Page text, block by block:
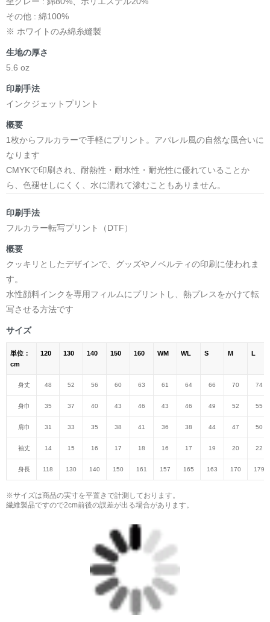
その他 : 綿100%
※ ホワイトのみ綿糸縫製
生地の厚さ
5.6 oz
印刷手法
インクジェットプリント
概要
1枚からフルカラーで手軽にプリント。アパレル風の自然な風合いに
なります
CMYKで印刷され、耐熱性・耐水性・耐光性に優れていることか
ら、色褪せしにくく、水に濡れて滲むこともありません。
印刷手法
フルカラー転写プリント（DTF）
概要
クッキリとしたデザインで、グッズやノベルティの印刷に使われま
す。
水性顔料インクを専用フィルムにプリントし、熱プレスをかけて転
写させる方法です
サイズ
単位：
cm
120 130 140 150 160 WM WL S M L
身丈 48 52 56 60 63 61 64 66 70 74
身巾 35 37 40 43 46 43 46 49 52 55
肩巾 31 33 35 38 41 36 38 44 47 50
袖丈 14 15 16 17 18 16 17 19 20 22
身長 118 130 140 150 161 157 165 163 170 179
※サイズは商品の実寸を平置きで計測しております。
繊維製品ですので2cm前後の誤差が出る場合があります。